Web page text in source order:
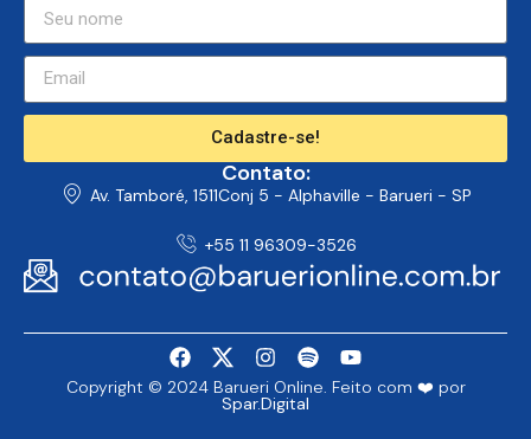
Cadastre-se!
Contato:
Av. Tamboré, 1511Conj 5 - Alphaville - Barueri - SP
+55 11 96309-3526
Copyright © 2024 Barueri Online. Feito com ❤️ por
Spar.Digital